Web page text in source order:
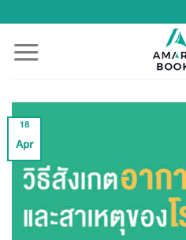
to
content
18
Apr